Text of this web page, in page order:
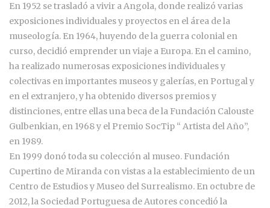
En 1952 se trasladó a vivir a Angola, donde realizó varias
exposiciones individuales y proyectos en el área de la
museología. En 1964, huyendo de la guerra colonial en
curso, decidió emprender un viaje a Europa. En el camino,
ha realizado numerosas exposiciones individuales y
colectivas en importantes museos y galerías, en Portugal y
en el extranjero, y ha obtenido diversos premios y
distinciones, entre ellas una beca de la Fundación Calouste
Gulbenkian, en 1968 y el Premio SocTip “ Artista del Año”,
en 1989.
En 1999 donó toda su colección al museo. Fundación
Cupertino de Miranda con vistas a la establecimiento de un
Centro de Estudios y Museo del Surrealismo. En octubre de
2012, la Sociedad Portuguesa de Autores concedió la